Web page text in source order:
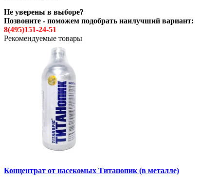
Не уверены в выборе?
Позвоните - поможем подобрать наилучший вариант:
8(495)151-24-51
Рекомендуемые товары
Концентрат от насекомых Титанопик (в металле)